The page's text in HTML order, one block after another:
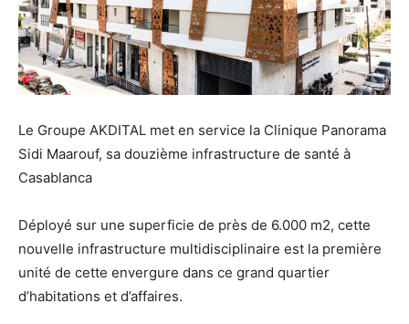
Le Groupe AKDITAL met en service la Clinique Panorama
Sidi Maarouf, sa douzième infrastructure de santé à
Casablanca
Déployé sur une superficie de près de 6.000 m2, cette
nouvelle infrastructure multidisciplinaire est la première
unité de cette envergure dans ce grand quartier
d’habitations et d’affaires.